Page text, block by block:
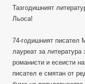
Тазгодишният
Льоса!
74-годишният писател
лауреат за
романисти и есеисти
писател е смятан от